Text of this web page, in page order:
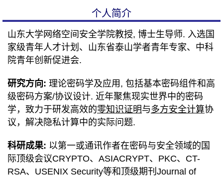
个人简介
山东大学网络空间安全学院教授, 博士生导师. 入选国
家级青年人才计划、山东省泰山学者青年专家、中科
院青年创新促进会.
研究方向: 理论密码学及应用, 包括基本密码组件和高
级密码方案/协议设计. 近年聚焦现实世界中的密码
学，致力于研发高效的零知识证明与多方安全计算协
议，解决隐私计算中的实际问题.
科研成果: 以第一或通讯作者在密码与安全领域的国
际顶级会议CRYPTO、ASIACRYPT、PKC、CT-
RSA、USENIX Security等和顶级期刊Journal of